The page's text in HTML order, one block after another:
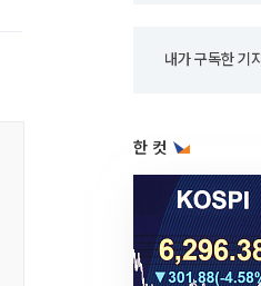
내가 구독한 기
한 컷